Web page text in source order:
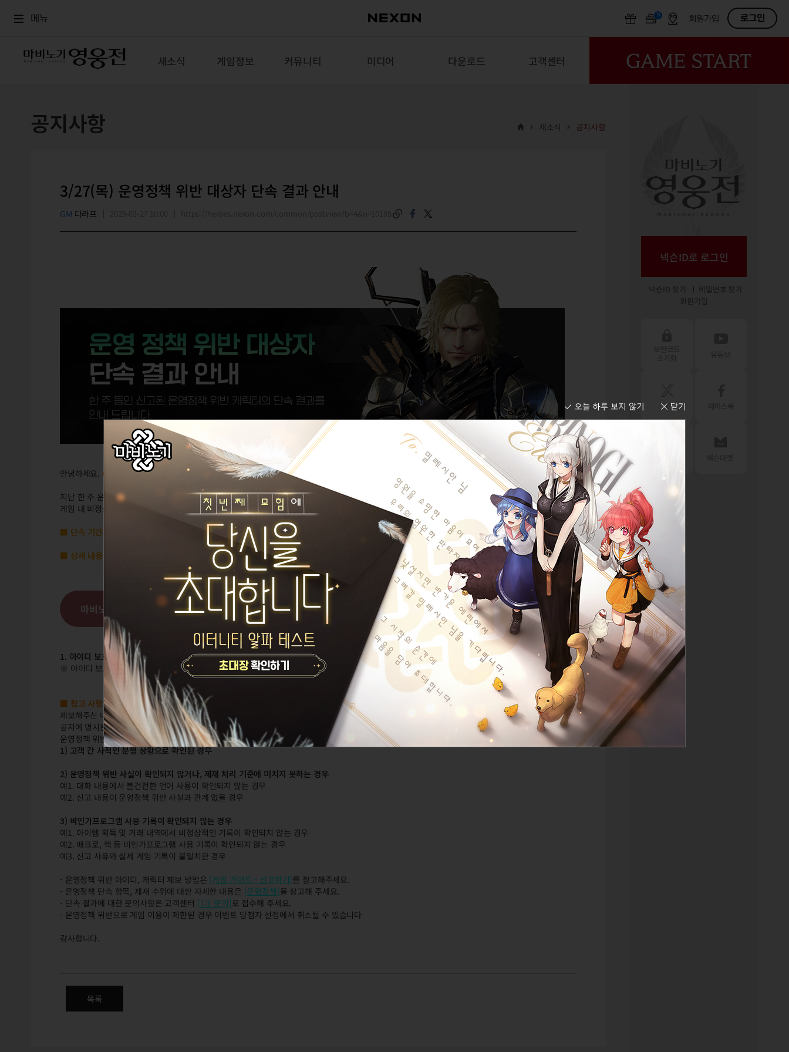
메뉴 N OFF회원가입 로그인
새소식 게임정보 커뮤니티 미디어 다운로드 고객센터
공지사항 새소식 공지사항
3/27(목) 운영정책 위반 대상자 단속 결과 안내
GM 다라프
안녕하세요. GM다라프입니다.
지난 한 주 운영정책 위반 행위가 확인되어 처리된 대상자는 없으며, 아이디 보호를 위한 임시 이용 제한 조치가 진행된 부분 참고 부탁드리겠습니다.
게임 내 비정상 행위에 있어서는 지속 단속 중으로 조치 결과는 단속 결과 안내 공지를 통해 안내드리겠습니다.
■ 단속 기간:
2025년 3월 20일(목) ~ 2025년 3월 26일(수)
■ 상세 내용
마비노기 영웅전 운영정책 확인하기
1. 아이디 보호를 위한 임시 이용제한:76개 아이디
※ 아이디 보호가 진행될 경우 본인확인 요청 및 우편, 거래소 등의 일부 콘텐츠 이용이 제한될 수 있습니다.
■ 참고 사항 안내
제보해주신 내용 중 아래의 케이스에 해당하거나 추가적인 조사가 진행 중인 경우
공지에 명시된 기간에 접수하였더라도 운영정책 위반 대상자 안내에 포함되지 않을 수 있습니다.
운영정책 위반 사항에 대해서는 최선을 다해 확인하고 조치하겠습니다.
1) 고객 간 사적인 분쟁 상황으로 확인된 경우
2) 운영정책 위반 사실이 확인되지 않거나, 제재 처리 기준에 미치지 못하는 경우
예1. 대화 내용에서 불건전한 언어 사용이 확인되지 않는 경우
예2. 신고 내용이 운영정책 위반 사실과 관계 없을 경우
3) 비인가프로그램 사용 기록이 확인되지 않는 경우
예1. 아이템 획득 및 거래 내역에서 비정상적인 기록이 확인되지 않는 경우
예2. 매크로, 핵 등 비인가프로그램 사용 기록이 확인되지 않는 경우
예3. 신고 사유와 실제 게임 기록이 불일치한 경우
- 운영정책 위반 아이디, 캐릭터 제보 방법은 [게임 가이드 - 신고하기]를 참고해주세요.
- 운영정책 단속 항목, 제재 수위에 대한 자세한 내용은 [운영정책]을 참고해 주세요.
- 단속 결과에 대한 문의사항은 고객센터 [1:1 문의] 로 접수해 주세요.
- 운영정책 위반으로 게임 이용이 제한된 경우 이벤트 당첨자 선정에서 취소될 수 있습니다
감사합니다.
목록
넥슨ID로 로그인
넥슨ID 찾기
비밀번호 찾기
회원가입